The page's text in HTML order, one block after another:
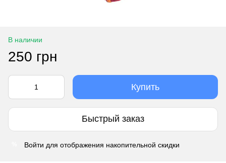
В наличии
250 грн
Купить
Быстрый заказ
Войти для отображения накопительной скидки